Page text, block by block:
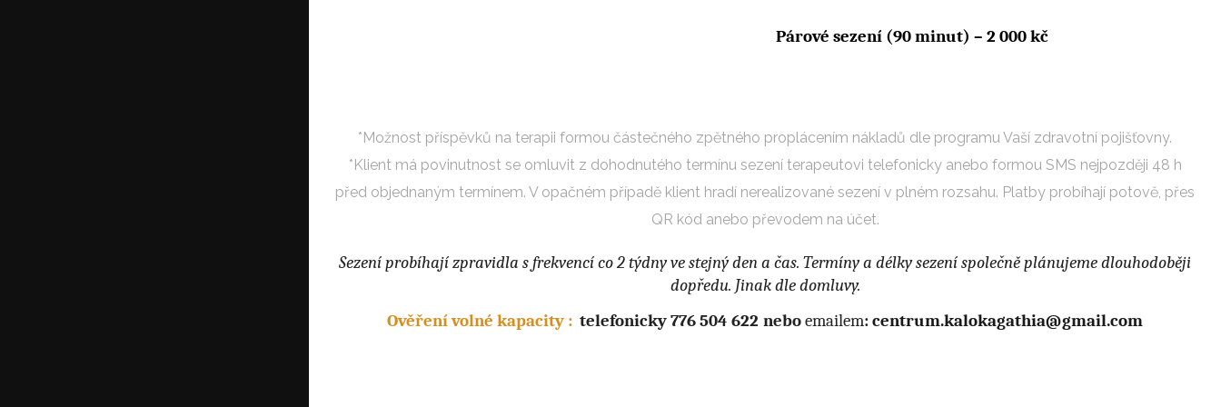
Párové sezení (90 minut) – 2 000 kč
*Možnost příspěvků na terapii formou částečného zpětného proplácením nákladů dle programu Vaší zdravotní pojišťovny.
*Klient má povinutnost se omluvit z dohodnutého termínu sezení terapeutovi telefonicky anebo formou SMS nejpozději 48 h
před objednaným termínem. V opačném případě klient hradí nerealizované sezení v plném rozsahu. Platby probíhají potově, přes
QR kód anebo převodem na účet.
Sezení probíhají zpravidla s frekvencí co 2 týdny ve stejný den a čas. Termíny a délky sezení společně plánujeme dlouhodoběji
dopředu. Jinak dle domluvy.
Ověření volné kapacity : telefonicky 776 504 622 neboemailem:centrum.kalokagathia@gmail.com